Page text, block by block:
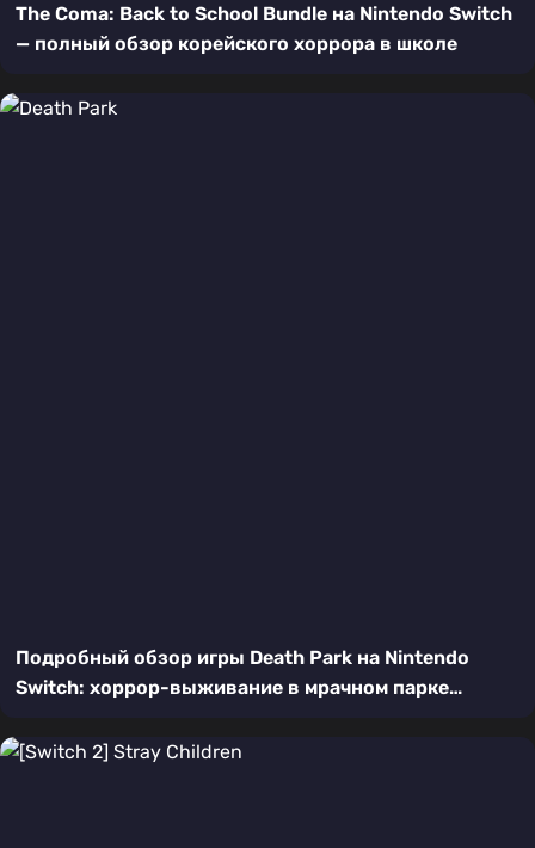
The Coma: Back to School Bundle на Nintendo Switch
— полный обзор корейского хоррора в школе
Подробный обзор игры Death Park на Nintendo
Switch: хоррор-выживание в мрачном парке